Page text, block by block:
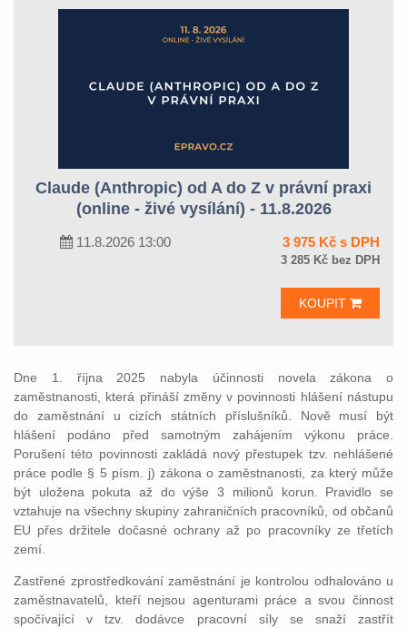
Claude (Anthropic) od A do Z v právní praxi
(online - živé vysílání) - 11.8.2026
11.8.2026 13:00 3 975 Kč s DPH
3 285 Kč bez DPH
KOUPIT
Dne 1. října 2025 nabyla účinnosti novela zákona o
zaměstnanosti, která přináší změny v povinnosti hlášení nástupu
do zaměstnání u cizích státních příslušníků. Nově musí být
hlášení podáno před samotným zahájením výkonu práce.
Porušení této povinnosti zakládá nový přestupek tzv. nehlášené
práce podle § 5 písm. j) zákona o zaměstnanosti, za který může
být uložena pokuta až do výše 3 milionů korun. Pravidlo se
vztahuje na všechny skupiny zahraničních pracovníků, od občanů
EU přes držitele dočasné ochrany až po pracovníky ze třetích
zemí.
Zastřené zprostředkování zaměstnání je kontrolou odhalováno u
zaměstnavatelů, kteří nejsou agenturami práce a svou činnost
spočívající v tzv. dodávce pracovní síly se snaží zastřít